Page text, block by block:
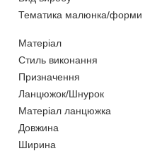
Тематика малюнка/форми
Матеріал
Стиль виконання
Призначення
Ланцюжок/Шнурок
Матеріал ланцюжка
Довжина
Ширина